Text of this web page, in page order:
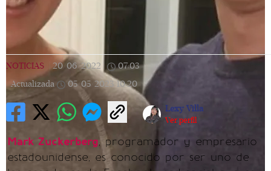
NOTICIAS 20/06/2022 07:03 |
Actualizada
05/05/2023 10:20
Lexy Villa
Ver perfil
Mark Zuckerberg, programador y empresario
estadounidense, es conocido por ser uno de